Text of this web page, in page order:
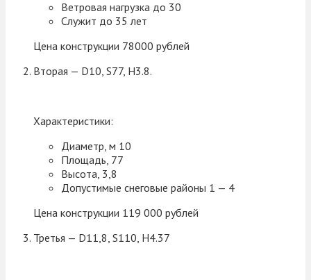
Ветровая нагрузка до 30
Служит до 35 лет
Цена конструкции 78000 рублей
Вторая — D10, S77, H3.8.
Характеристики:
Диаметр, м 10
Площадь, 77
Высота, 3,8
Допустимые снеговые районы 1 — 4
Цена конструкции 119 000 рублей
Третья — D11,8, S110, H4.37